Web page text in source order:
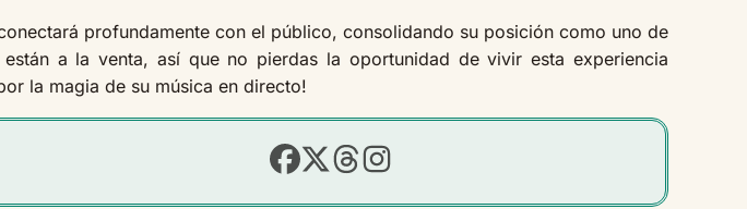
profundamente con el público, consolidando su posición como uno de
a la venta, así que no pierdas la oportunidad de vivir esta experiencia
la magia de su música en directo!